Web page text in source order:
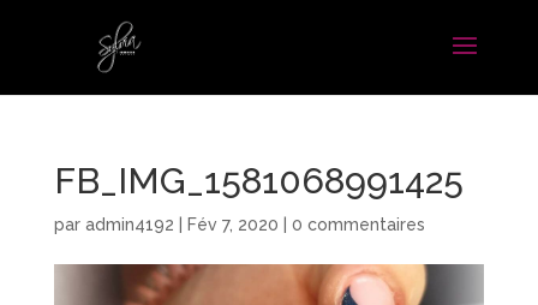
FB_IMG_1581068991425
par admin4192 Fév 7, 2020 0 commentaires